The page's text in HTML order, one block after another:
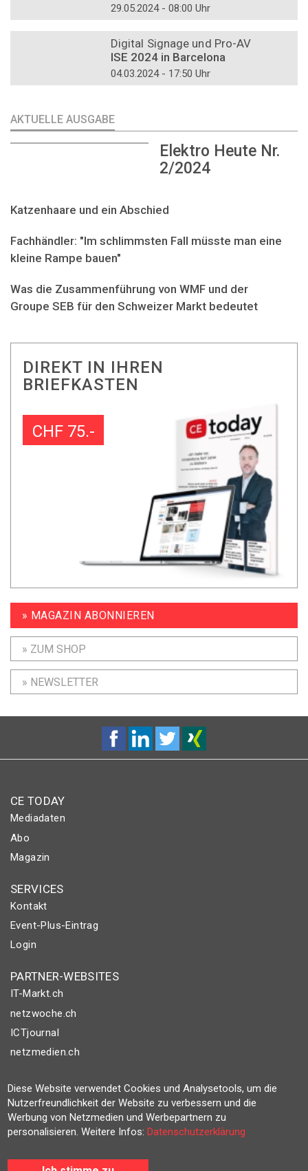
29.05.2024 - 08:00 Uhr
Digital Signage und Pro-AV
ISE 2024 in Barcelona
04.03.2024 - 17:50 Uhr
AKTUELLE AUSGABE
Elektro Heute Nr.
2/2024
Katzenhaare und ein Abschied
Fachhändler: "Im schlimmsten Fall müsste man eine
kleine Rampe bauen"
Was die Zusammenführung von WMF und der
Groupe SEB für den Schweizer Markt bedeutet
DIREKT IN IHREN
BRIEFKASTEN
CHF 75.-
» MAGAZIN ABONNIEREN
» ZUM SHOP
» NEWSLETTER
CE TODAY
Mediadaten
Abo
Magazin
SERVICES
Kontakt
Event-Plus-Eintrag
Login
PARTNER-WEBSITES
IT-Markt.ch
netzwoche.ch
ICTjournal
netzmedien.ch
© NETZMEDIEN AG 2026
Impressum
AGB
Datenschutzerklärung
Diese Website verwendet Cookies und Analysetools, um die
Nutzerfreundlichkeit der Website zu verbessern und die
Werbung von Netzmedien und Werbepartnern zu
personalisieren. Weitere Infos:Datenschutzerklärung